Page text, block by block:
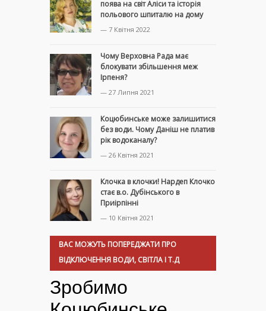
поява на світ Аліси та історія
польового шпиталю на дому
— 7 Квітня 2022
Чому Верховна Рада має
блокувати збільшення меж
Ірпеня?
— 27 Липня 2021
Коцюбинське може залишитися
без води. Чому Даніш не платив
рік водоканалу?
— 26 Квітня 2021
Клочка в клочки! Нардеп Клочко
стає в.о. Дубінського в
Приірпінні
— 10 Квітня 2021
ВАС МОЖУТЬ ПОПЕРЕДЖАТИ ПРО
ВІДКЛЮЧЕННЯ ВОДИ, СВІТЛА І Т.Д